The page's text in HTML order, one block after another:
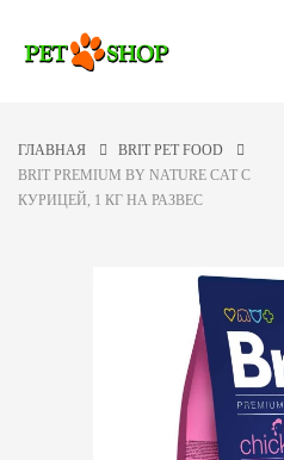
ГЛАВНАЯ
BRIT PET FOOD
BRIT PREMIUM BY NATURE CAT С
КУРИЦЕЙ, 1 КГ НА РАЗВЕС